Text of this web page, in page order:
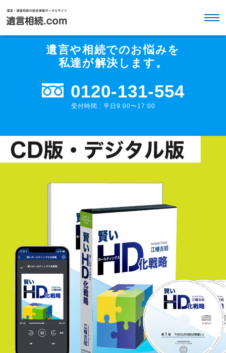
遺言や相続でのお悩みを
私達が解決します。
0120-131-554
受付時間 : 平日9:00〜17:00